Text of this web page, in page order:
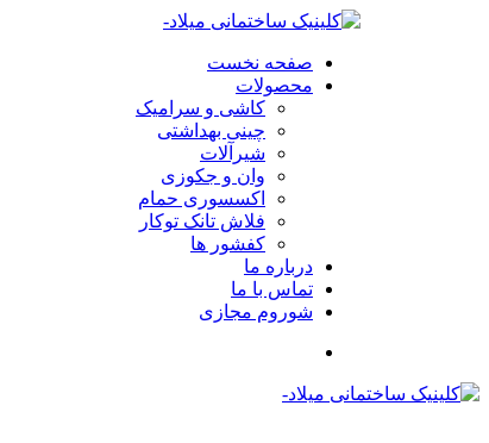
صفحه نخست
محصولات
کاشی و سرامیک
چینی بهداشتی
شیرآلات
وان و جکوزی
اکسسوری حمام
فلاش تانک توکار
کفشور ها
درباره ما
تماس با ما
شوروم مجازی